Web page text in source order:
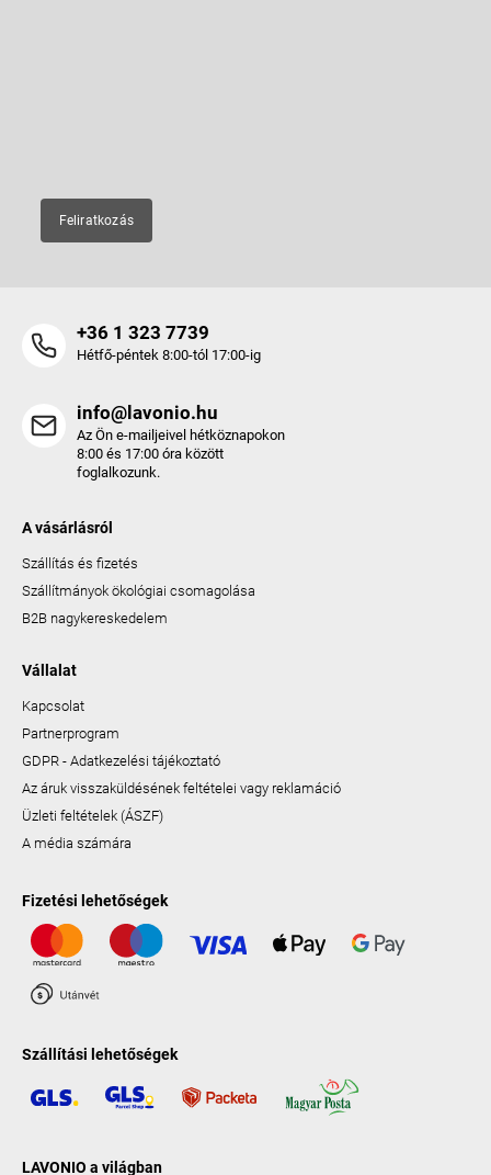
Feliratkozás
+36 1 323 7739
Hétfő-péntek 8:00-tól 17:00-ig
info@lavonio.hu
Az Ön e-mailjeivel hétköznapokon
8:00 és 17:00 óra között
foglalkozunk.
A vásárlásról
Szállítás és fizetés
Szállítmányok ökológiai csomagolása
B2B nagykereskedelem
Vállalat
Kapcsolat
Partnerprogram
GDPR - Adatkezelési tájékoztató
Az áruk visszaküldésének feltételei vagy reklamáció
Üzleti feltételek (ÁSZF)
A média számára
Fizetési lehetőségek
Szállítási lehetőségek
LAVONIO a világban